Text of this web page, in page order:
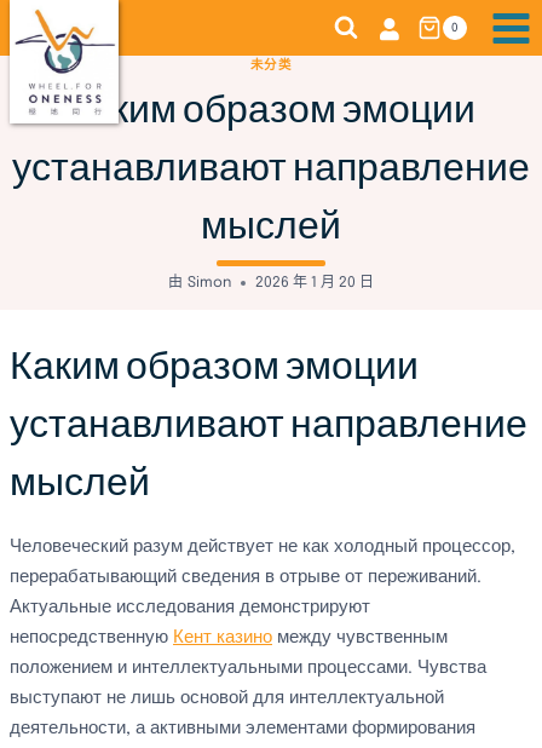
转
0
未分类
Каким образом эмоции
устанавливают направление
мыслей
由 Simon 2026 年 1 月 20 日
Каким образом эмоции
устанавливают направление
мыслей
Человеческий разум действует не как холодный процессор,
перерабатывающий сведения в отрыве от переживаний.
Актуальные исследования демонстрируют
непосредственную Кент казино между чувственным
положением и интеллектуальными процессами. Чувства
выступают не лишь основой для интеллектуальной
деятельности, а активными элементами формирования